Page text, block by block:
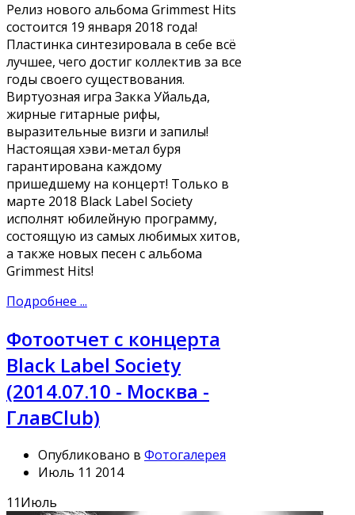
Релиз нового альбома Grimmest Hits
состоится 19 января 2018 года!
Пластинка синтезировала в себе всё
лучшее, чего достиг коллектив за все
годы своего существования.
Виртуозная игра Закка Уйальда,
жирные гитарные рифы,
выразительные визги и запилы!
Настоящая хэви-метал буря
гарантирована каждому
пришедшему на концерт! Только в
марте 2018 Black Label Society
исполнят юбилейную программу,
состоящую из самых любимых хитов,
а также новых песен с альбома
Grimmest Hits!
Подробнее ...
Фотоотчет с концерта
Black Label Society
(2014.07.10 - Москва -
ГлавClub)
Опубликовано в Фотогалерея
Июль 11 2014
11Июль